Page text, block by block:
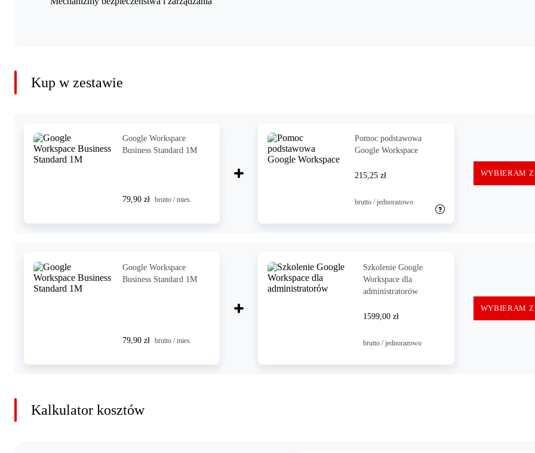
Kup w zestawie
Google Workspace
Business Standard 1M
79,90 zł brutto / mies.
Pomoc podstawowa
Google Workspace
215,25 zł
brutto / jednorazowo
WYBIERAM
Google Workspace
Business Standard 1M
79,90 zł brutto / mies.
Szkolenie Google
Workspace dla
administratorów
1599,00 zł
brutto / jednorazowo
WYBIERAM
Kalkulator kosztów